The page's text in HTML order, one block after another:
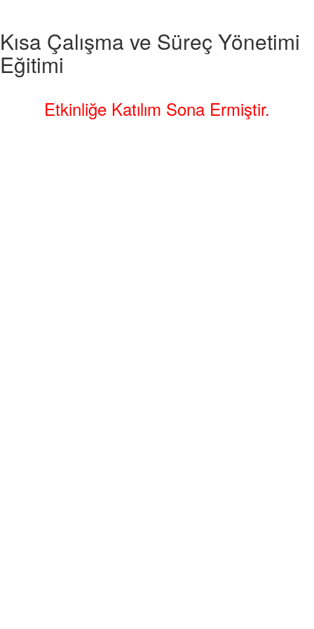
Kısa Çalışma ve Süreç Yönetimi
Eğitimi
Etkinliğe Katılım Sona Ermiştir.